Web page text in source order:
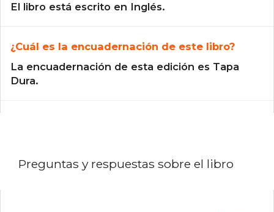
El libro está escrito en Inglés.
¿Cuál es la encuadernación de este libro?
La encuadernación de esta edición es Tapa
Dura.
Preguntas y respuestas sobre el libro